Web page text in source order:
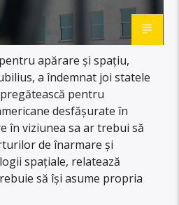
apărare și spațiu,
a îndemnat joi statele
pentru
desfășurate în
în viziunea sa ar trebui să
de înarmare și
spațiale, relatează
să își asume propria